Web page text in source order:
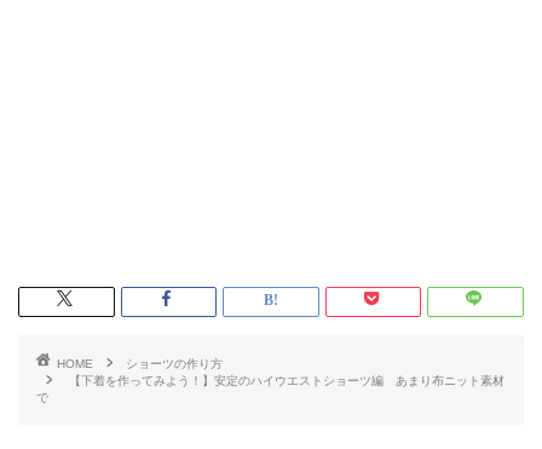
HOME
ショーツの作り方
【下着を作ってみよう！】安定のハイウエストショーツ編 あまり布ニット素材
で